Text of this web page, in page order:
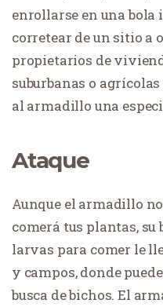
enrollarse en una bola
corretear de un sitio a
propietarios de
suburbanas o
al armadillo una
Ataque
Aunque el armadillo
comerá tus plantas, su
larvas para comer le
y campos, donde
busca de bichos. El